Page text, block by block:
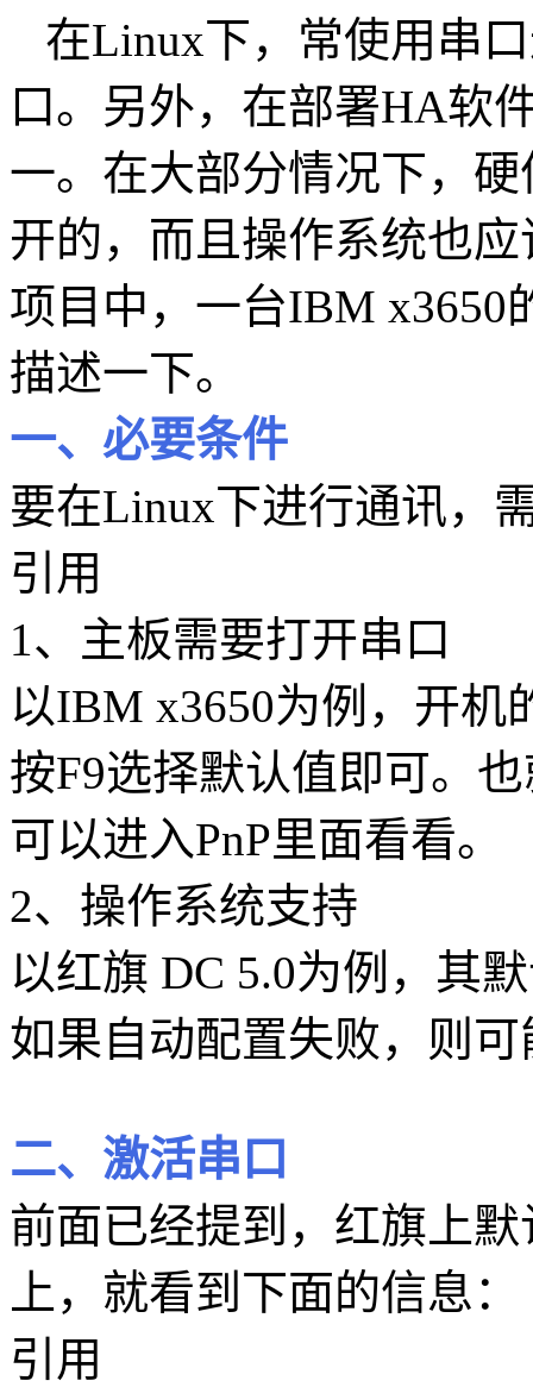
在Linux下，常使用串
口。另外，在部署HA软
一。在大部分情况下，
开的，而且操作系统也
项目中，一台IBM x3650
描述一下。
一、必要条件
要在Linux下进行通讯，
引用
1、主板需要打开串口
以IBM x3650为例，开机
按F9选择默认值即可。
可以进入PnP里面看看。
2、操作系统支持
以红旗 DC 5.0为例，其
如果自动配置失败，则
二、激活串口
前面已经提到，红旗上
上，就看到下面的信息：
引用